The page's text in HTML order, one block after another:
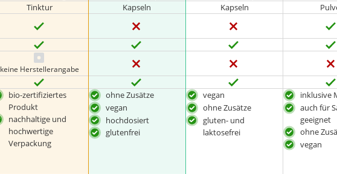
Tinktur Kapseln Kapseln
keine Herstellerangabe
bio-zertifiziertes
Produkt
nachhaltige und
hochwertige
Verpackung
ohne Zusätze
vegan
hochdosiert
glutenfrei
vegan
ohne Zusätze
gluten- und
laktosefrei
inklusive
auch für
geeignet
ohne
vegan